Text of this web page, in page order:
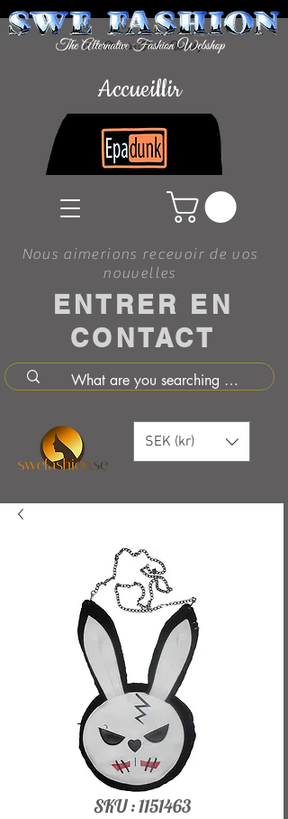
ENTRER EN
CONTACT
Nous aimerions recevoir de vos
nouvelles
Accueillir
SEK (kr)
SKU : 1151463